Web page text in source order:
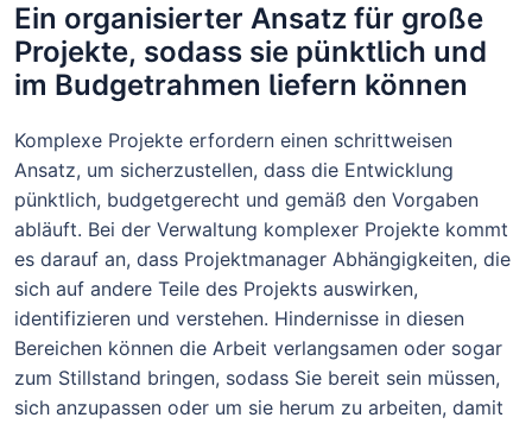
Ein organisierter Ansatz für große
Projekte, sodass sie pünktlich und
im Budgetrahmen liefern können
Komplexe Projekte erfordern einen schrittweisen
Ansatz, um sicherzustellen, dass die Entwicklung
pünktlich, budgetgerecht und gemäß den Vorgaben
abläuft. Bei der Verwaltung komplexer Projekte kommt
es darauf an, dass Projektmanager Abhängigkeiten, die
sich auf andere Teile des Projekts auswirken,
identifizieren und verstehen. Hindernisse in diesen
Bereichen können die Arbeit verlangsamen oder sogar
zum Stillstand bringen, sodass Sie bereit sein müssen,
sich anzupassen oder um sie herum zu arbeiten, damit